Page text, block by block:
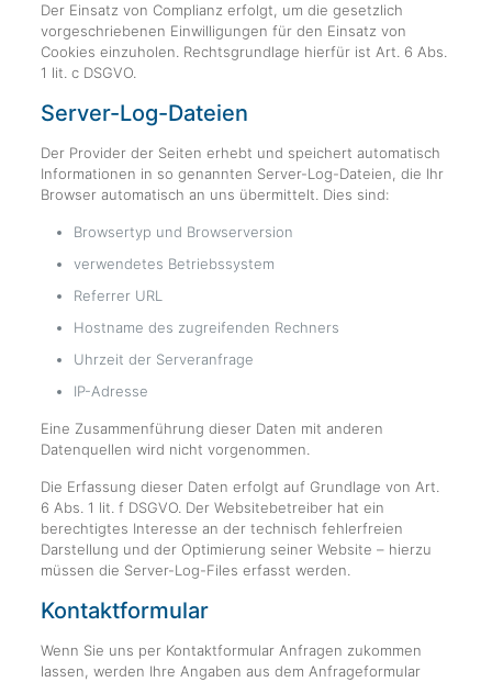
Der Einsatz von Complianz erfolgt, um die gesetzlich
vorgeschriebenen Einwilligungen für den Einsatz von
Cookies einzuholen. Rechtsgrundlage hierfür ist Art. 6 Abs.
1 lit. c DSGVO.
Server-Log-Dateien
Der Provider der Seiten erhebt und speichert automatisch
Informationen in so genannten Server-Log-Dateien, die Ihr
Browser automatisch an uns übermittelt. Dies sind:
Browsertyp und Browserversion
verwendetes Betriebssystem
Referrer URL
Hostname des zugreifenden Rechners
Uhrzeit der Serveranfrage
IP-Adresse
Eine Zusammenführung dieser Daten mit anderen
Datenquellen wird nicht vorgenommen.
Die Erfassung dieser Daten erfolgt auf Grundlage von Art.
6 Abs. 1 lit. f DSGVO. Der Websitebetreiber hat ein
berechtigtes Interesse an der technisch fehlerfreien
Darstellung und der Optimierung seiner Website – hierzu
müssen die Server-Log-Files erfasst werden.
Kontaktformular
Wenn Sie uns per Kontaktformular Anfragen zukommen
lassen, werden Ihre Angaben aus dem Anfrageformular